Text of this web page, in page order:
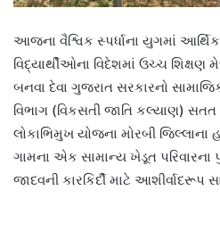
આજના વૈશ્વિક સ્પર્ધાના યુગમાં
વિદ્યાર્થીઓના વિદેશમાં ઉચ્ચ
બનવા દેવા ગુજરાત સરકારનો
વિભાગ (વિકસતી જાતિ કલ્યાણ)
લોકાભિમુખ યોજના મોરબી
ગામના એક સામાન્ય ખેડૂત પરિવારના
જાદવની કારકિર્દી માટે આશીર્વાદરૂપ